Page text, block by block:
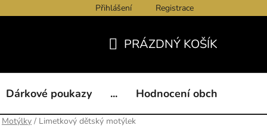
Kontakty Obchodní podmínky
Přihlášení Registrace
KOŠÍK
PRÁZDNÝ KOŠÍK
Dárkové poukazy ... Hodnocení obchodu
Motýlky / Limetkový dětský motýlek